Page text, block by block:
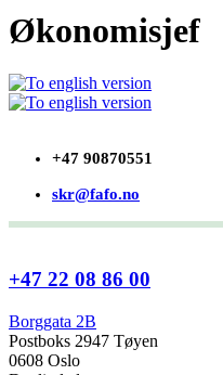
Økonomisjef
+47 90870551
skr@fafo.no
+47 22 08 86 00
Borggata 2B
Postboks 2947 Tøyen
0608 Oslo